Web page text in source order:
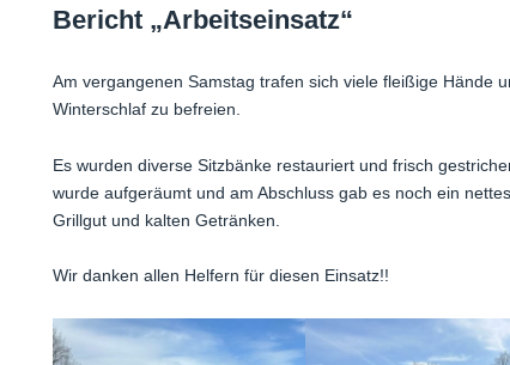
Bericht „Arbeitseinsatz“
Am vergangenen Samstag trafen sich viele fleißige Hände
Winterschlaf zu befreien.
Es wurden diverse Sitzbänke restauriert und frisch
wurde aufgeräumt und am Abschluss gab es noch ein
Grillgut und kalten Getränken.
Wir danken allen Helfern für diesen Einsatz!!